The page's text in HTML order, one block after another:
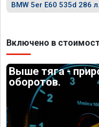
BMW 5er E60 535d 286
Включено в
Выше тяга -
оборотов.